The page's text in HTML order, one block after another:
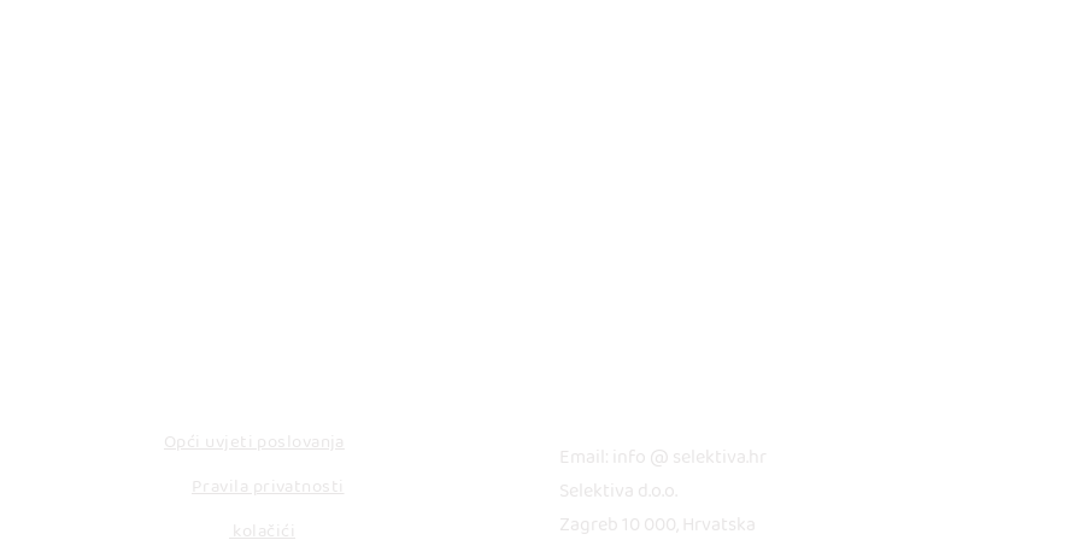
Opći uvjeti poslovanja
Pravila privatnosti
kolačići
Email: info @ selektiva.hr
Selektiva d.o.o.
Zagreb 10 000, Hrvatska